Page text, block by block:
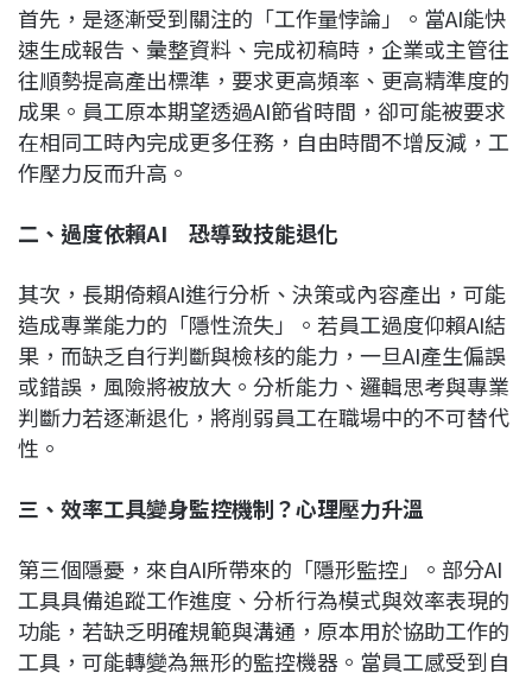
首先，是逐漸受到關注的「工作量悖論」。當AI能快
速生成報告、彙整資料、完成初稿時，企業或主管往
往順勢提高產出標準，要求更高頻率、更高精準度的
成果。員工原本期望透過AI節省時間，卻可能被要求
在相同工時內完成更多任務，自由時間不增反減，工
作壓力反而升高。
二、過度依賴AI 恐導致技能退化
其次，長期倚賴AI進行分析、決策或內容產出，可能
造成專業能力的「隱性流失」。若員工過度仰賴AI結
果，而缺乏自行判斷與檢核的能力，一旦AI產生偏誤
或錯誤，風險將被放大。分析能力、邏輯思考與專業
判斷力若逐漸退化，將削弱員工在職場中的不可替代
性。
三、效率工具變身監控機制？心理壓力升溫
第三個隱憂，來自AI所帶來的「隱形監控」。部分AI
工具具備追蹤工作進度、分析行為模式與效率表現的
功能，若缺乏明確規範與溝通，原本用於協助工作的
工具，可能轉變為無形的監控機器。當員工感受到自